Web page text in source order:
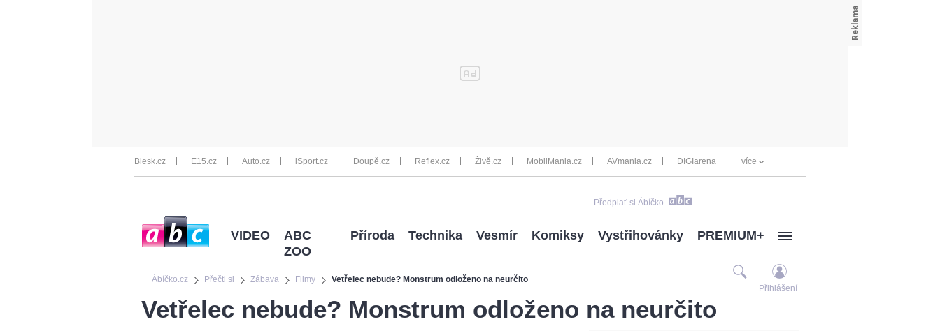
Blesk.cz E15.cz Auto.cz iSport.cz Doupě.cz Reflex.cz Živě.cz MobilMania.cz AVmania.cz DIGIarena více
Předplať si Ábíčko
Ábíčko.cz Přečti si Zábava Filmy Vetřelec nebude? Monstrum odloženo na neurčito
VIDEO
ABC
ZOO
Příroda Technika Vesmír Komiksy Vystřihovánky PREMIUM+
Přihlášení
Vetřelec nebude? Monstrum odloženo na neurčito